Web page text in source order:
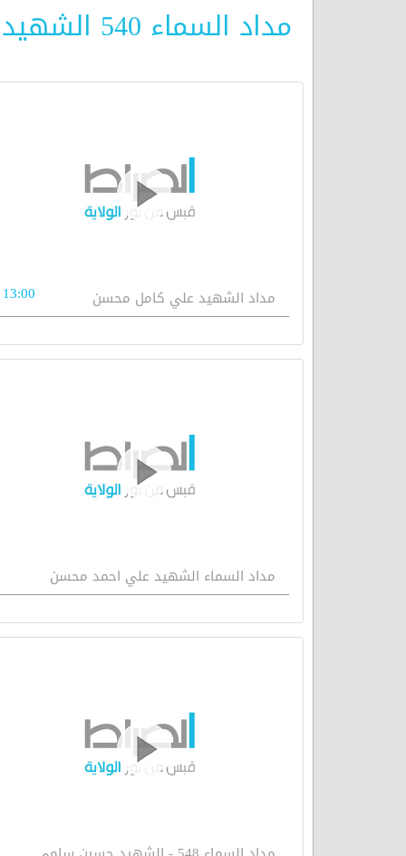
مداد السماء 540 الشهيد علي محمد فاعور
مداد الشهيد علي كامل محسن 13:00
مداد السماء الشهيد علي احمد محسن